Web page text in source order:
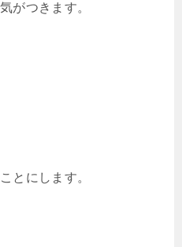
がつきます。
ことにします。